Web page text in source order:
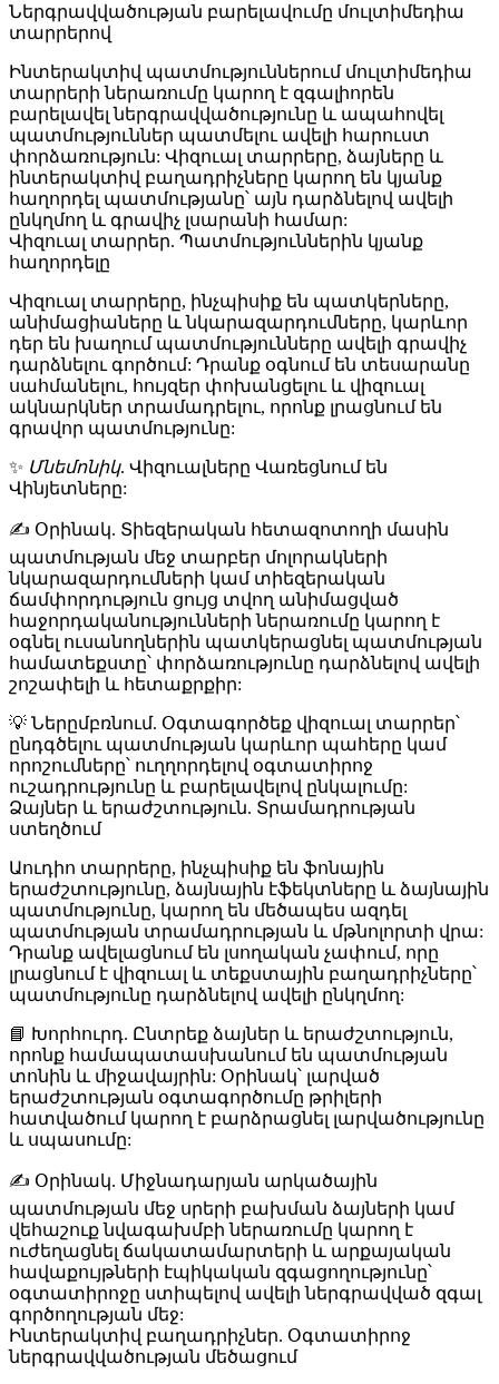
Ներգրավվածության բարելավումը մուլտիմեդիա
տարրերով
Ինտերակտիվ պատմություններում մուլտիմեդիա
տարրերի ներառումը կարող է զգալիորեն
բարելավել ներգրավվածությունը և ապահովել
պատմություններ պատմելու ավելի հարուստ
փորձառություն: Վիզուալ տարրերը, ձայները և
ինտերակտիվ բաղադրիչները կարող են կյանք
հաղորդել պատմությանը՝ այն դարձնելով ավելի
ընկղմող և գրավիչ լսարանի համար:
Վիզուալ տարրեր. Պատմություններին կյանք
հաղորդելը
Վիզուալ տարրերը, ինչպիսիք են պատկերները,
անիմացիաները և նկարազարդումները, կարևոր
դեր են խաղում պատմությունները ավելի գրավիչ
դարձնելու գործում: Դրանք օգնում են տեսարանը
սահմանելու, հույզեր փոխանցելու և վիզուալ
ակնարկներ տրամադրելու, որոնք լրացնում են
գրավոր պատմությունը:
✨ Մնեմոնիկ. Վիզուալները Վառեցնում են
Վինյետները:
✍️ Օրինակ. Տիեզերական հետազոտողի մասին
պատմության մեջ տարբեր մոլորակների
նկարազարդումների կամ տիեզերական
ճամփորդություն ցույց տվող անիմացված
հաջորդականությունների ներառումը կարող է
օգնել ուսանողներին պատկերացնել պատմության
համատեքստը՝ փորձառությունը դարձնելով ավելի
շոշափելի և հետաքրքիր:
💡 Ներըմբռնում. Օգտագործեք վիզուալ տարրեր՝
ընդգծելու պատմության կարևոր պահերը կամ
որոշումները՝ ուղղորդելով օգտատիրոջ
ուշադրությունը և բարելավելով ընկալումը:
Ձայներ և երաժշտություն. Տրամադրության
ստեղծում
Աուդիո տարրերը, ինչպիսիք են ֆոնային
երաժշտությունը, ձայնային էֆեկտները և ձայնային
պատմությունը, կարող են մեծապես ազդել
պատմության տրամադրության և մթնոլորտի վրա:
Դրանք ավելացնում են լսողական չափում, որը
լրացնում է վիզուալ և տեքստային բաղադրիչները՝
պատմությունը դարձնելով ավելի ընկղմող:
📘 Խորհուրդ. Ընտրեք ձայներ և երաժշտություն,
որոնք համապատասխանում են պատմության
տոնին և միջավայրին: Օրինակ՝ լարված
երաժշտության օգտագործումը թրիլերի
հատվածում կարող է բարձրացնել լարվածությունը
և սպասումը:
✍️ Օրինակ. Միջնադարյան արկածային
պատմության մեջ սրերի բախման ձայների կամ
վեհաշուք նվագախմբի ներառումը կարող է
ուժեղացնել ճակատամարտերի և արքայական
հավաքույթների էպիկական զգացողությունը՝
օգտատիրոջը ստիպելով ավելի ներգրավված զգալ
գործողության մեջ:
Ինտերակտիվ բաղադրիչներ. Օգտատիրոջ
ներգրավվածության մեծացում